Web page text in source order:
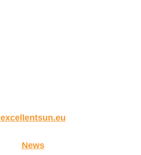
excellentsun.eu
News